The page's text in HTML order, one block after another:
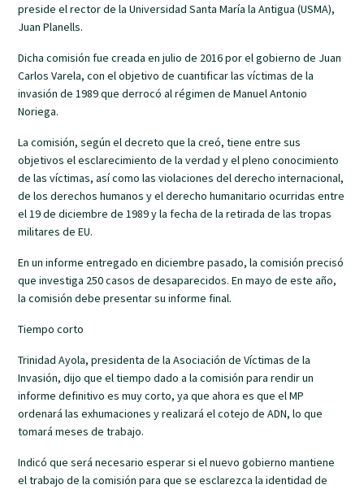
preside el rector de la Universidad Santa María la Antigua (USMA),
Juan Planells.
Dicha comisión fue creada en julio de 2016 por el gobierno de Juan
Carlos Varela, con el objetivo de cuantificar las víctimas de la
invasión de 1989 que derrocó al régimen de Manuel Antonio
Noriega.
La comisión, según el decreto que la creó, tiene entre sus
objetivos el esclarecimiento de la verdad y el pleno conocimiento
de las víctimas, así como las violaciones del derecho internacional,
de los derechos humanos y el derecho humanitario ocurridas entre
el 19 de diciembre de 1989 y la fecha de la retirada de las tropas
militares de EU.
En un informe entregado en diciembre pasado, la comisión precisó
que investiga 250 casos de desaparecidos. En mayo de este año,
la comisión debe presentar su informe final.
Tiempo corto
Trinidad Ayola, presidenta de la Asociación de Víctimas de la
Invasión, dijo que el tiempo dado a la comisión para rendir un
informe definitivo es muy corto, ya que ahora es que el MP
ordenará las exhumaciones y realizará el cotejo de ADN, lo que
tomará meses de trabajo.
Indicó que será necesario esperar si el nuevo gobierno mantiene
el trabajo de la comisión para que se esclarezca la identidad de